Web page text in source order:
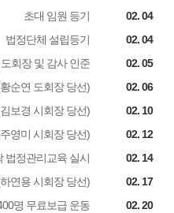
02. 04
초대 임원 등기
02. 04
법정단체 설립등기
02. 05
도회장 및 감사 인준
02. 06
순연 도회장 당선)
02. 10
보경 시회장 당선)
02. 12
영미 시회장 당선)
02. 14
법정관리교육 실시
02. 17
연용 시회장 당선)
02. 20
명 무료보급 운동